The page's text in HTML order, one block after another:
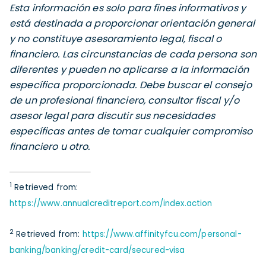
Esta información es solo para fines informativos y
está destinada a proporcionar orientación general
y no constituye asesoramiento legal, fiscal o
financiero. Las circunstancias de cada persona son
diferentes y pueden no aplicarse a la información
específica proporcionada. Debe buscar el consejo
de un profesional financiero, consultor fiscal y/o
asesor legal para discutir sus necesidades
específicas antes de tomar cualquier compromiso
financiero u otro.
1 Retrieved from:
https://www.annualcreditreport.com/index.action
2 Retrieved from: https://www.affinityfcu.com/personal-
banking/banking/credit-card/secured-visa